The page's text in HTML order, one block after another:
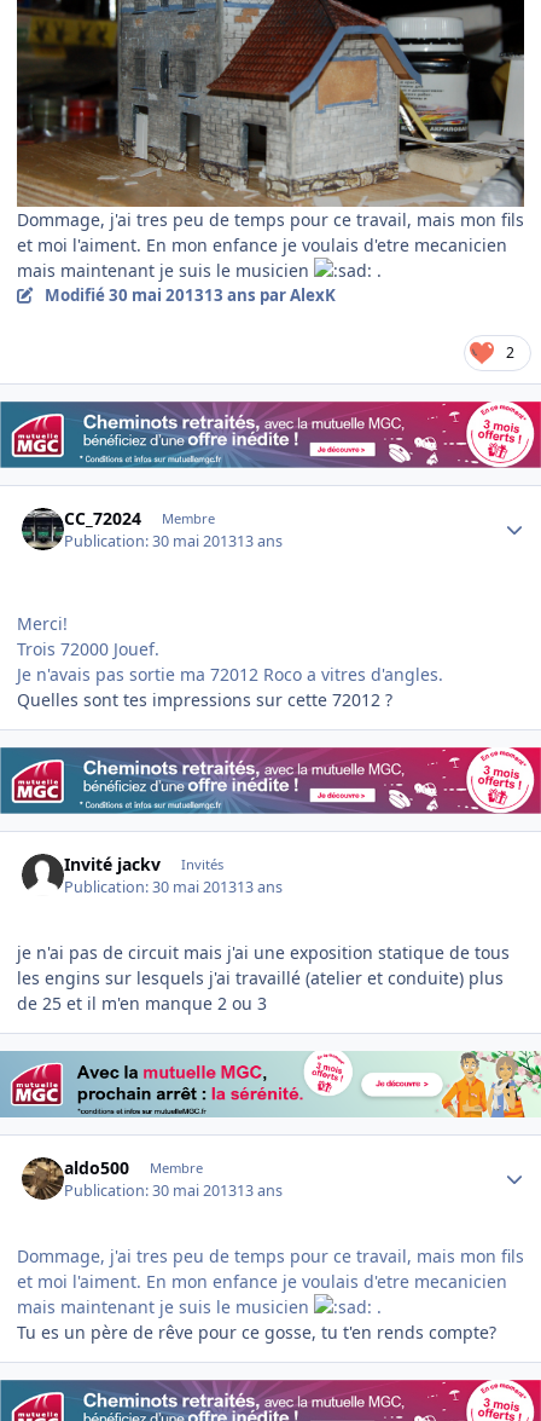
Dommage, j'ai tres peu de temps pour ce travail, mais mon fils
et moi l'aiment. En mon enfance je voulais d'etre mecanicien
mais maintenant je suis le musicien
.
Modifié30 mai 201313 ans par AlexK
2
CC_72024 Membre
Publication:30 mai 201313 ans
Merci!
Trois 72000 Jouef.
Je n'avais pas sortie ma 72012 Roco a vitres d'angles.
Quelles sont tes impressions sur cette 72012 ?
Invité jackv Invités
Publication:30 mai 201313 ans
je n'ai pas de circuit mais j'ai une exposition statique de tous
les engins sur lesquels j'ai travaillé (atelier et conduite) plus
de 25 et il m'en manque 2 ou 3
aldo500 Membre
Publication:30 mai 201313 ans
Dommage, j'ai tres peu de temps pour ce travail, mais mon fils
et moi l'aiment. En mon enfance je voulais d'etre mecanicien
mais maintenant je suis le musicien
.
Tu es un père de rêve pour ce gosse, tu t'en rends compte?